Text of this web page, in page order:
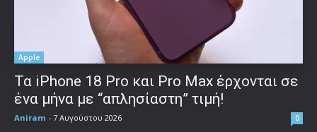
Apple
Τα iPhone 18 Pro και Pro Max έρχονται σε
ένα μήνα με “απλησίαστη” τιμή!
Aniram - 7 Αυγούστου 2026 0